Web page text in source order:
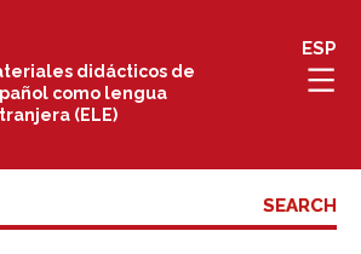
didácticos de
como lengua
(ELE)
ESP